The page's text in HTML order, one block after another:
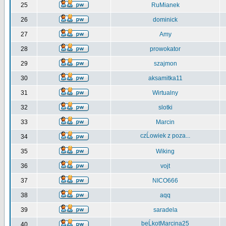
25 RuMianek
26 dominick
27 Amy
28 prowokator
29 szajmon
30 aksamitka11
31 Wirtualny
32 slotki
33 Marcin
34 czĹowiek z poza...
35 Wiking
36 vojt
37 NICO666
38 aqq
39 saradela
40 beĹkotMarcina25